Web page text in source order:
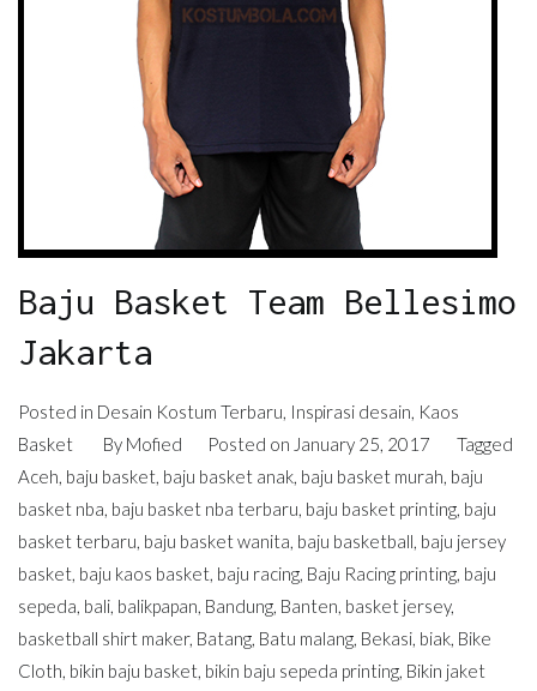
Baju Basket Team Bellesimo
Jakarta
Posted in Desain Kostum Terbaru, Inspirasi desain, Kaos
Basket
By Mofied Posted on January 25, 2017
Tagged
Aceh, baju basket, baju basket anak, baju basket murah, baju
basket nba, baju basket nba terbaru, baju basket printing, baju
basket terbaru, baju basket wanita, baju basketball, baju jersey
basket, baju kaos basket, baju racing, Baju Racing printing, baju
sepeda, bali, balikpapan, Bandung, Banten, basket jersey,
basketball shirt maker, Batang, Batu malang, Bekasi, biak, Bike
Cloth, bikin baju basket, bikin baju sepeda printing, Bikin jaket